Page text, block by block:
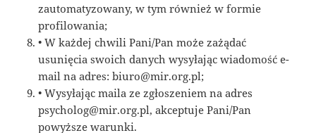
zautomatyzowany, w tym również w formie
profilowania;
• W każdej chwili Pani/Pan może zażądać
usunięcia swoich danych wysyłając wiadomość e-
mail na adres: biuro@mir.org.pl;
• Wysyłając maila ze zgłoszeniem na adres
psycholog@mir.org.pl, akceptuje Pani/Pan
powyższe warunki.